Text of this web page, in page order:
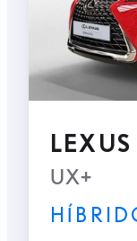
UX+